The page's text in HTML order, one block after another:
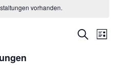
vorhanden.
Suche
Liste